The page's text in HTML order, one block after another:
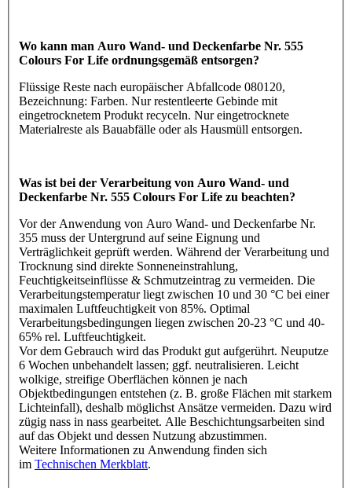
Wo kann man Auro Wand- und Deckenfarbe Nr. 555
Colours For Life ordnungsgemäß entsorgen?
Flüssige Reste nach europäischer Abfallcode 080120,
Bezeichnung: Farben. Nur restentleerte Gebinde mit
eingetrocknetem Produkt recyceln. Nur eingetrocknete
Materialreste als Bauabfälle oder als Hausmüll entsorgen.
Was ist bei der Verarbeitung von Auro Wand- und
Deckenfarbe Nr. 555 Colours For Life zu beachten?
Vor der Anwendung von Auro Wand- und Deckenfarbe Nr.
355 muss der Untergrund auf seine Eignung und
Verträglichkeit geprüft werden. Während der Verarbeitung und
Trocknung sind direkte Sonneneinstrahlung,
Feuchtigkeitseinflüsse & Schmutzeintrag zu vermeiden. Die
Verarbeitungstemperatur liegt zwischen 10 und 30 °C bei einer
maximalen Luftfeuchtigkeit von 85%. Optimal
Verarbeitungsbedingungen liegen zwischen 20-23 °C und 40-
65% rel. Luftfeuchtigkeit.
Vor dem Gebrauch wird das Produkt gut aufgerührt. Neuputze
6 Wochen unbehandelt lassen; ggf. neutralisieren. Leicht
wolkige, streifige Oberflächen können je nach
Objektbedingungen entstehen (z. B. große Flächen mit starkem
Lichteinfall), deshalb möglichst Ansätze vermeiden. Dazu wird
zügig nass in nass gearbeitet. Alle Beschichtungsarbeiten sind
auf das Objekt und dessen Nutzung abzustimmen.
Weitere Informationen zu Anwendung finden sich
im Technischen Merkblatt.